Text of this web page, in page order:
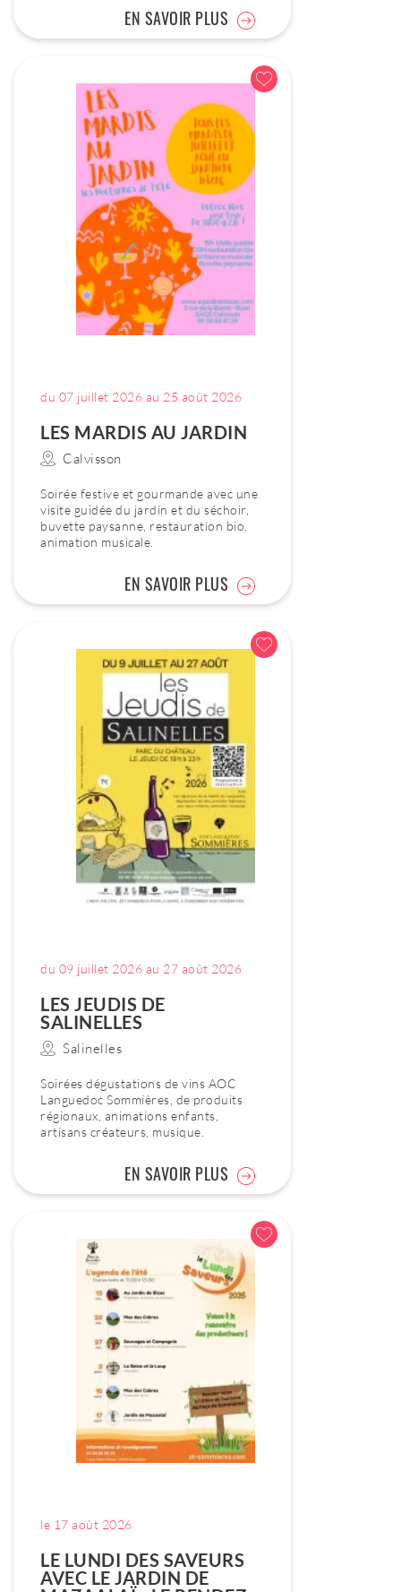
EN SAVOIR PLUS
du 07 juillet 2026 au 25 août 2026
LES MARDIS AU JARDIN
Calvisson
Soirée festive et gourmande avec une
visite guidée du jardin et du séchoir,
buvette paysanne, restauration bio,
animation musicale.
EN SAVOIR PLUS
du 09 juillet 2026 au 27 août 2026
LES JEUDIS DE
SALINELLES
Salinelles
Soirées dégustations de vins AOC
Languedoc Sommières, de produits
régionaux, animations enfants,
artisans créateurs, musique.
EN SAVOIR PLUS
le 17 août 2026
LE LUNDI DES SAVEURS
AVEC LE JARDIN DE